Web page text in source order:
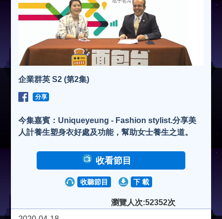
企業群英 S2 (第2集)
分享
今集嘉賓：Uniqueyeung - Fashion stylist.分享美
人計養生塑身衣好處及功能，幫助女士養生之道。
收看節目
收聽節目 下 載
瀏覽人次:52352次